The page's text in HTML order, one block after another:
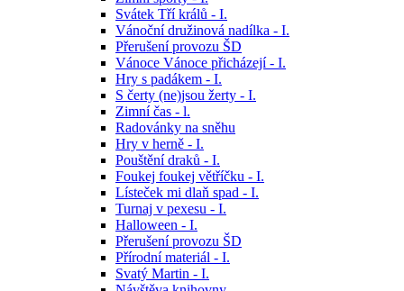
Svátek Tří králů - I.
Vánoční družinová nadílka - I.
Přerušení provozu ŠD
Vánoce Vánoce přicházejí - I.
Hry s padákem - I.
S čerty (ne)jsou žerty - I.
Zimní čas - l.
Radovánky na sněhu
Hry v herně - I.
Pouštění draků - I.
Foukej foukej větříčku - I.
Lísteček mi dlaň spad - I.
Turnaj v pexesu - I.
Halloween - I.
Přerušení provozu ŠD
Přírodní materiál - I.
Svatý Martin - I.